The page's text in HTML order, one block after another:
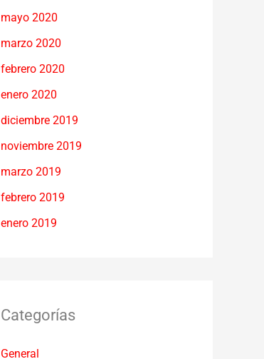
mayo 2020
marzo 2020
febrero 2020
enero 2020
diciembre 2019
noviembre 2019
marzo 2019
febrero 2019
enero 2019
Categorías
General